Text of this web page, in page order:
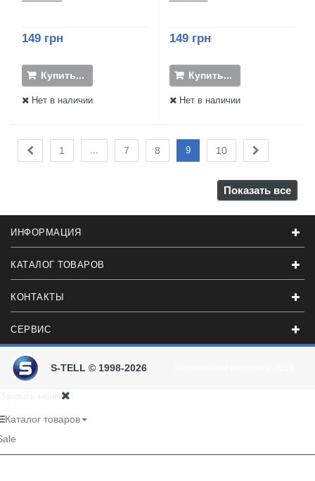
149 грн
Купить...
Нет в наличии
149 грн
Купить...
Нет в наличии
1 ... 7 8 9 10
Показать все
ИНФОРМАЦИЯ
КАТАЛОГ ТОВАРОВ
КОНТАКТЫ
СЕРВИС
S-TELL © 1998-2026
Каталог товаров